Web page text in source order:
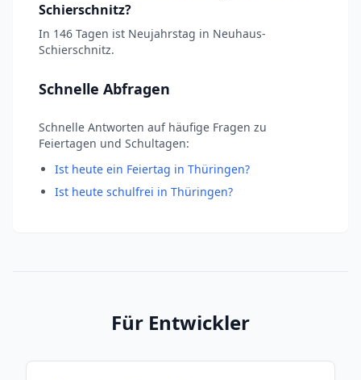
Schierschnitz?
In 146 Tagen ist Neujahrstag in Neuhaus-
Schierschnitz.
Schnelle Abfragen
Schnelle Antworten auf häufige Fragen zu
Feiertagen und Schultagen:
Ist heute ein Feiertag in Thüringen?
Ist heute schulfrei in Thüringen?
Für Entwickler